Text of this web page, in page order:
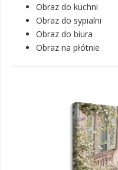
Obraz do kuchni
Obraz do sypialni
Obraz do biura
Obraz na płótnie